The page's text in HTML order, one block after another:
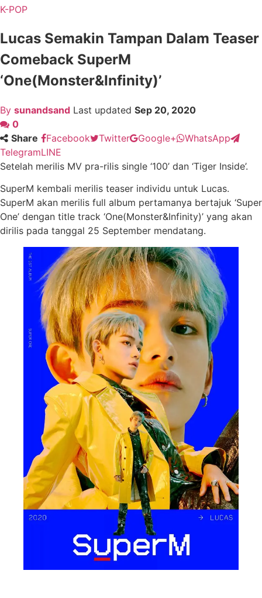
K-POP
Lucas Semakin Tampan Dalam Teaser
Comeback SuperM
‘One(Monster&Infinity)’
By sunandsand Last updated Sep 20, 2020
0
Share
Facebook Twitter Google+
WhatsApp
TelegramLINE
Setelah merilis MV pra-rilis single ‘100’ dan ‘Tiger Inside’.
SuperM kembali merilis teaser individu untuk Lucas.
SuperM akan merilis full album pertamanya bertajuk ‘Super
One’ dengan title track ‘One(Monster&Infinity)’ yang akan
dirilis pada tanggal 25 September mendatang.